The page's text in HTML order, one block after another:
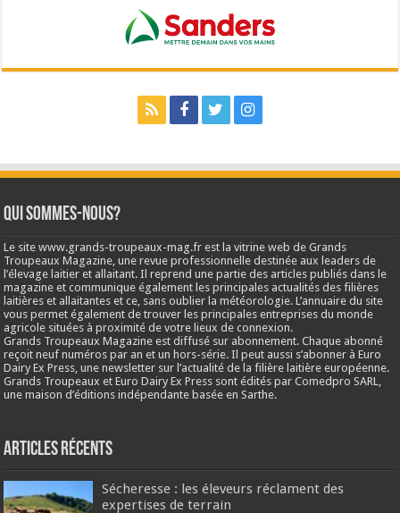
Qui sommes-nous?
Le site www.grands-troupeaux-mag.fr est la vitrine web de Grands
Troupeaux Magazine, une revue professionnelle destinée aux leaders de
l’élevage laitier et allaitant. Il reprend une partie des articles publiés dans le
magazine et communique également les principales actualités des filières
laitières et allaitantes et ce, sans oublier la météorologie. L’annuaire du site
vous permet également de trouver les principales entreprises du monde
agricole situées à proximité de votre lieux de connexion.
Grands Troupeaux Magazine est diffusé sur abonnement. Chaque abonné
reçoit neuf numéros par an et un hors-série. Il peut aussi s’abonner à Euro
Dairy Ex Press, une newsletter sur l’actualité de la filière laitière européenne.
Grands Troupeaux et Euro Dairy Ex Press sont édités par Comedpro SARL,
une maison d’éditions indépendante basée en Sarthe.
Articles récents
Sécheresse : les éleveurs réclament des
expertises de terrain